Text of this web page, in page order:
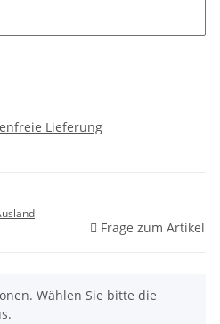
Lieferung
Frage zum Artikel
Wählen Sie bitte die